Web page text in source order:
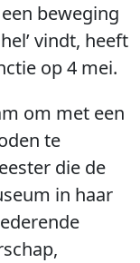
beweging
vindt, heeft
op 4 mei.
om met een
te
die de
in haar